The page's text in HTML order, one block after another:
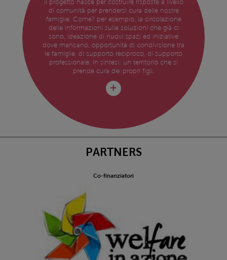
Il progetto nasce per costruire risposte a livello
di comunità per prendersi cura delle nostre
famiglie. Come? per esempio, la circolazione
delle informazioni sulle soluzioni che già ci
sono, ideazione di nuovi spazi ed iniziative
dove mancano, opportunità di condivisione tra
le famiglie, di supporto reciproco, di supporto
professionale. In sintesi: un territorio che si
prende cura dei propri figli.
PARTNERS
Co-finanziatori